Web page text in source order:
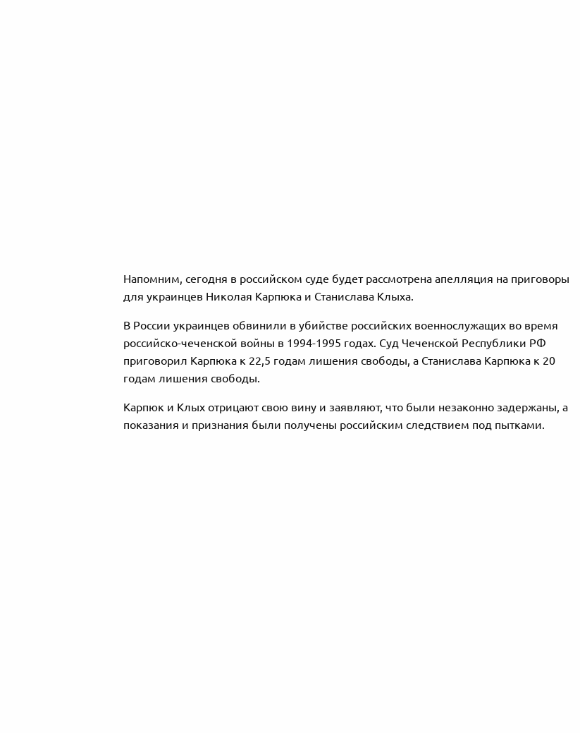
Напомним, сегодня в российском суде будет рассмотрена апелляция на приговоры
для украинцев Николая Карпюка и Станислава Клыха.
В России украинцев обвинили в убийстве российских военнослужащих во время
российско-чеченской войны в 1994-1995 годах. Суд Чеченской Республики РФ
приговорил Карпюка к 22,5 годам лишения свободы, а Станислава Карпюка к 20
годам лишения свободы.
Карпюк и Клых отрицают свою вину и заявляют, что были незаконно задержаны, а
показания и признания были получены российским следствием под пытками.